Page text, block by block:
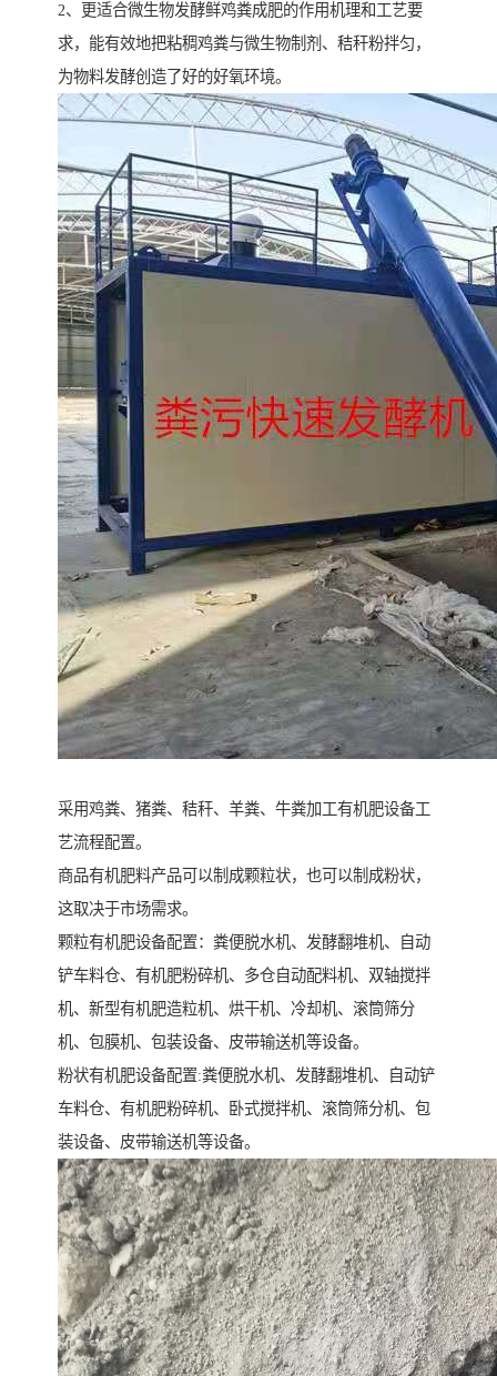
2、更适合微生物发酵鲜鸡粪成肥的作用机理和工艺要
求，能有效地把粘稠鸡粪与微生物制剂、秸秆粉拌匀，
为物料发酵创造了好的好氧环境。
采用鸡粪、猪粪、秸秆、羊粪、牛粪加工有机肥设备工
艺流程配置。
商品有机肥料产品可以制成颗粒状，也可以制成粉状，
这取决于市场需求。
颗粒有机肥设备配置：粪便脱水机、发酵翻堆机、自动
铲车料仓、有机肥粉碎机、多仓自动配料机、双轴搅拌
机、新型有机肥造粒机、烘干机、冷却机、滚筒筛分
机、包膜机、包装设备、皮带输送机等设备。
粉状有机肥设备配置:粪便脱水机、发酵翻堆机、自动铲
车料仓、有机肥粉碎机、卧式搅拌机、滚筒筛分机、包
装设备、皮带输送机等设备。